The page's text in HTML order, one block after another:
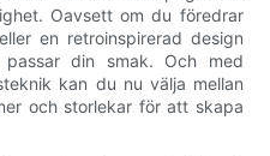
Oavsett om du föredrar
en retroinspirerad design
din smak. Och med
kan du nu välja mellan
och storlekar för att skapa